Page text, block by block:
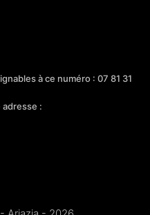
à ce numéro : 07 81 31
: